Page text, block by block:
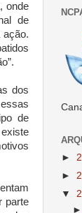
onde
de
ação.
dos
de
parte
►
►
▼
►